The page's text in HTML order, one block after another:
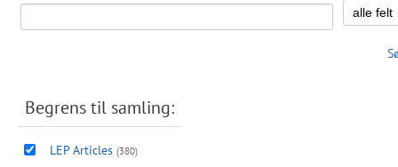
Begrens til samling:
LEP Articles (380)